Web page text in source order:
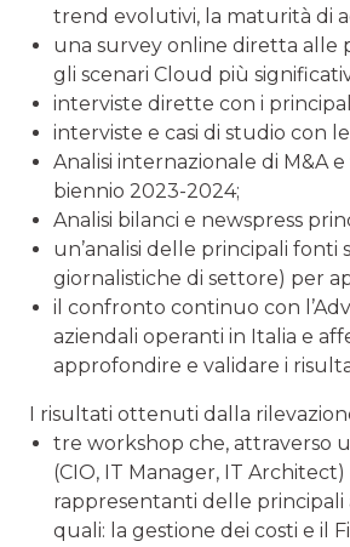
trend evolutivi, la maturità di
una survey online diretta alle
gli scenari Cloud più
interviste dirette con i
interviste e casi di studio con
Analisi internazionale di M&A
biennio 2023-2024;
Analisi bilanci e newspress
un’analisi delle principali
giornalistiche di settore) per
il confronto continuo con
aziendali operanti in Italia e
approfondire e validare i
I risultati ottenuti dalla
tre workshop che, attraverso
(CIO, IT Manager, IT
rappresentanti delle
quali: la gestione dei costi e il